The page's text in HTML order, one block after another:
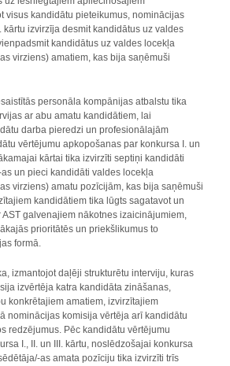
visus kandidātu pieteikumus, nominācijas
kārtu izvirzīja desmit kandidātus uz valdes
kandidātus uz valdes locekļa
virziens) amatiem, kas bija saņēmuši
personāla kompānijas atbalstu tika
ar abu amatu kandidātiem, lai
darba pieredzi un profesionālajām
vērtējumu apkopošanas par konkursa I. un
kārtai tika izvirzīti septiņi kandidāti
un pieci kandidāti valdes locekļa
virziens) amatu pozīcijām, kas bija saņēmuši
kandidātiem tika lūgts sagatavot un
galvenajiem nākotnes izaicinājumiem,
prioritātēs un priekšlikumus to
formā.
izmantojot daļēji strukturētu interviju, kuras
izvērtēja katra kandidāta zināšanas,
konkrētajiem amatiem, izvirzītajiem
nominācijas komisija vērtēja arī kandidātu
redzējumus. Pēc kandidātu vērtējumu
I., II. un III. kārtu, noslēdzošajai konkursa
as amata pozīciju tika izvirzīti trīs